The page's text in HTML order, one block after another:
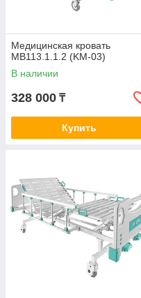
Медицинская кровать
MB113.1.1.2 (KM-03)
В наличии
328 000 ₸
Купить